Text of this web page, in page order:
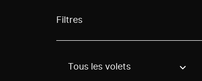
Filtres
Use these options to filter projects
Tous les volets